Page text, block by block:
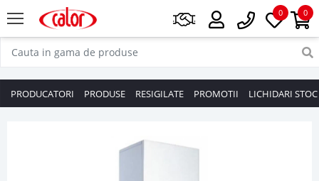
0
0
PRODUCATORI PRODUSE RESIGILATE PROMOTII LICHIDARI STOC